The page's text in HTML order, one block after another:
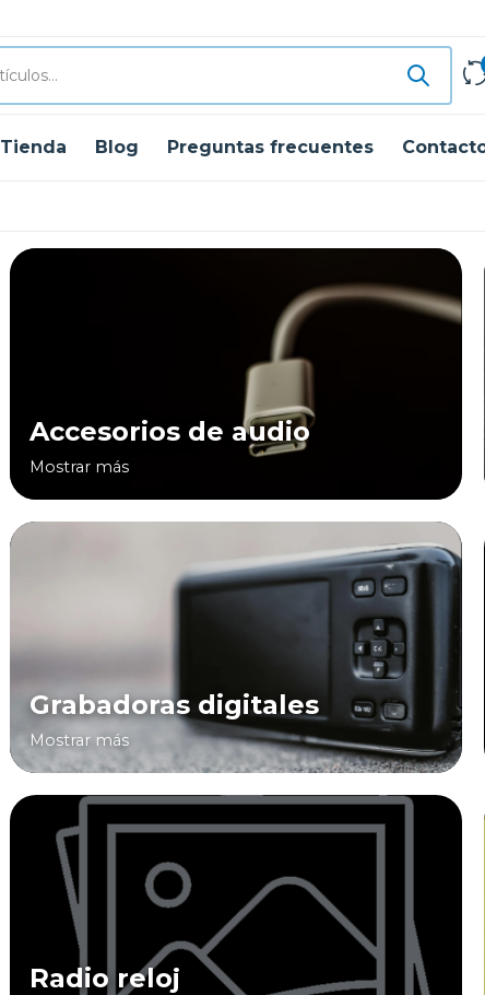
Tienda Blog Preguntas frecuentes
Accesorios de audio
Mostrar más
Grabadoras digitales
Mostrar más
Radio reloj